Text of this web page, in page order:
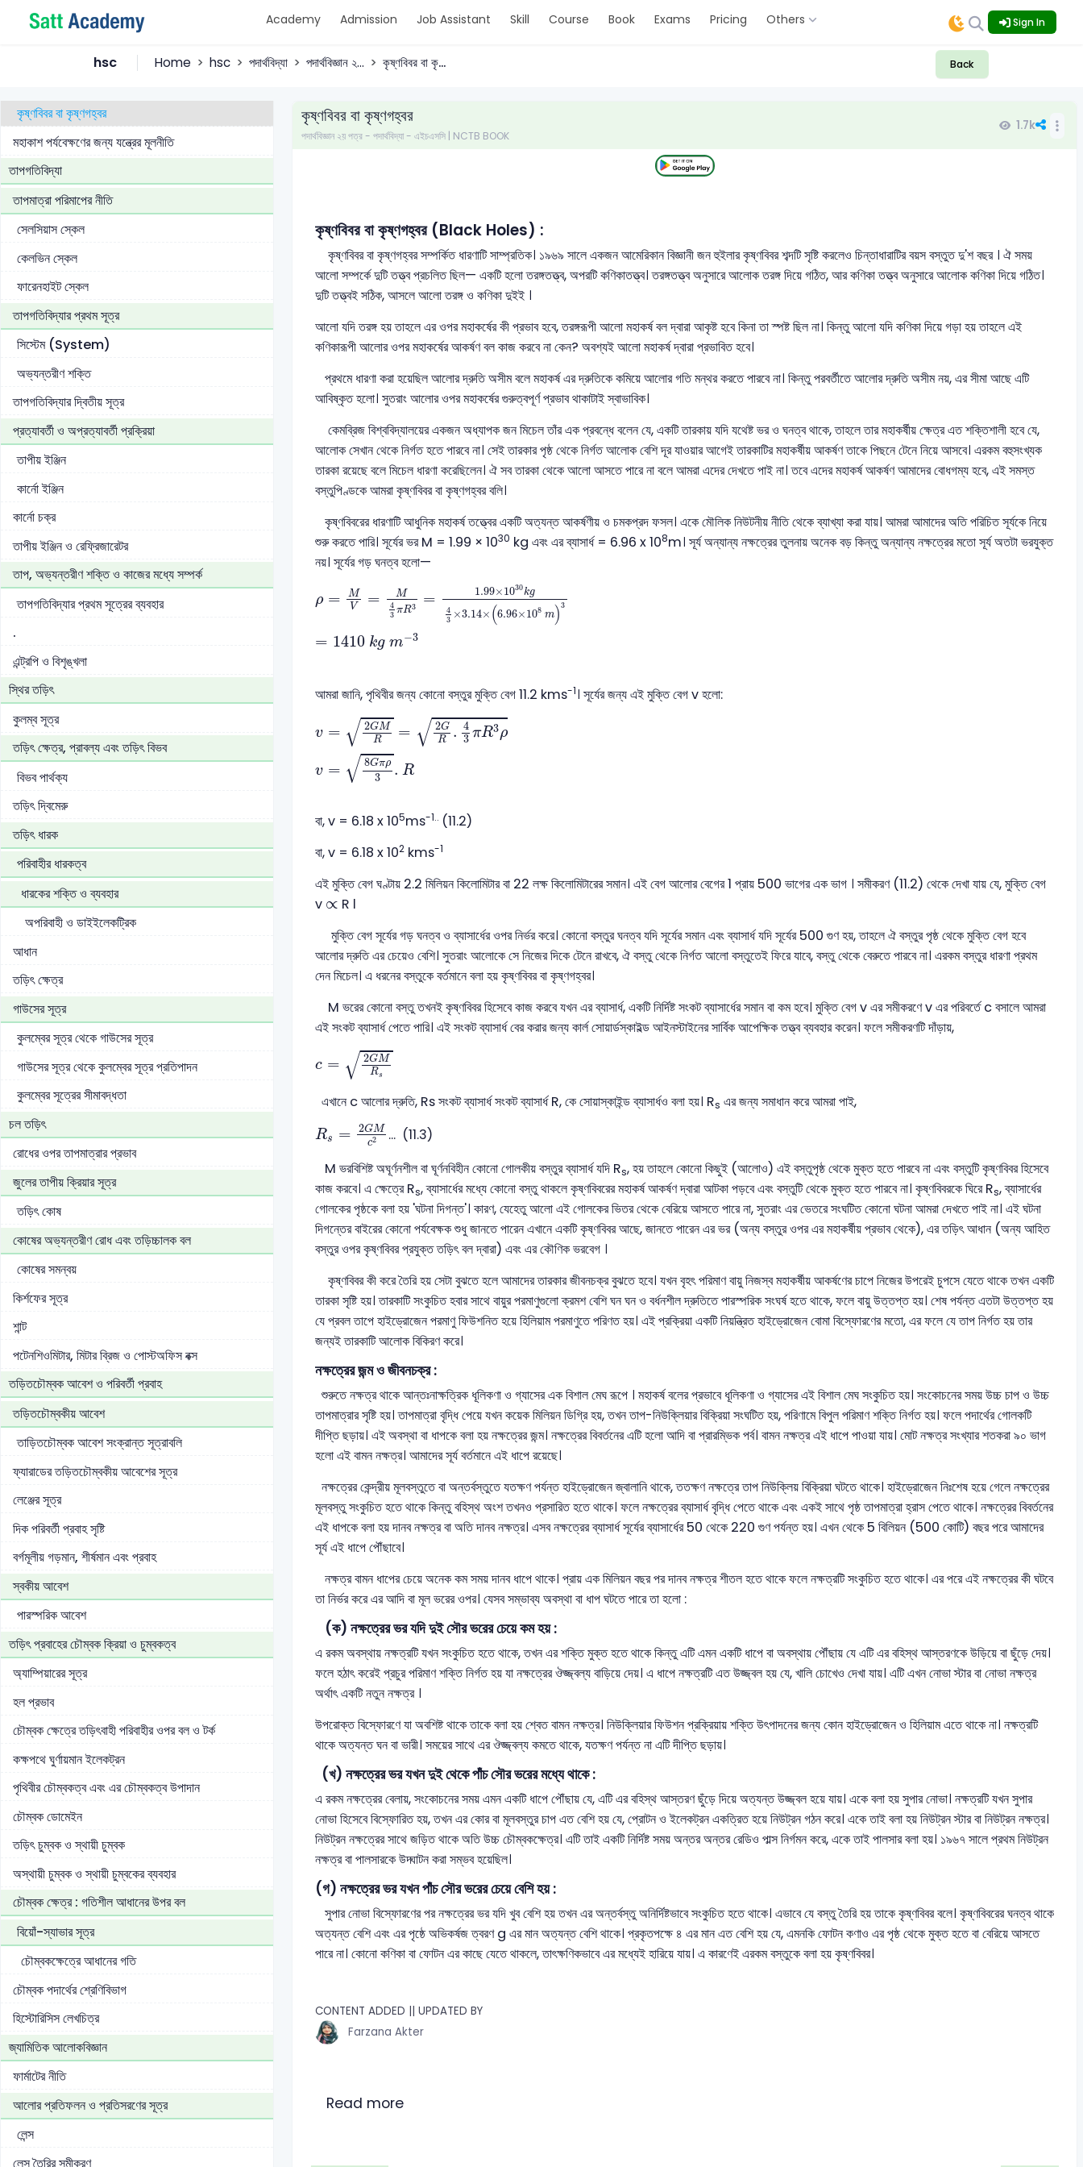
Academy Admission Job Assistant Skill Course Book Exams Pricing Others Sign In
hsc Home hsc পদার্থবিদ্যা পদার্থবিজ্ঞান ২... কৃষ্ণবিবর বা কৃ... Back
মহাবিশ্ব সৃষ্টির রহস্য
পদার্থবিজ্ঞানের আলোকে মহাবিশ্বের পরিণতি
কৃষ্ণবিবর বা কৃষ্ণগহ্বর
মহাকাশ পর্যবেক্ষণের জন্য যন্ত্রের মূলনীতি
তাপগতিবিদ্যা
তাপমাত্রা পরিমাপের নীতি
সেলসিয়াস স্কেল
কেলভিন স্কেল
ফারেনহাইট স্কেল
তাপগতিবিদ্যার প্রথম সূত্র
সিস্টেম (System)
অভ্যন্তরীণ শক্তি
তাপগতিবিদ্যার দ্বিতীয় সূত্র
প্রত্যাবর্তী ও অপ্রত্যাবর্তী প্রক্রিয়া
তাপীয় ইঞ্জিন
কার্নো ইঞ্জিন
কার্নো চক্র
তাপীয় ইঞ্জিন ও রেফ্রিজারেটর
তাপ, অভ্যন্তরীণ শক্তি ও কাজের মধ্যে সম্পর্ক
তাপগতিবিদ্যার প্রথম সূত্রের ব্যবহার
.
এন্ট্রপি ও বিশৃঙ্খলা
স্থির তড়িৎ
কুলম্ব সূত্র
তড়িৎ ক্ষেত্র, প্রাবল্য এবং তড়িৎ বিভব
বিভব পার্থক্য
তড়িৎ দ্বিমেরু
তড়িৎ ধারক
পরিবাহীর ধারকত্ব
ধারকের শক্তি ও ব্যবহার
অপরিবাহী ও ডাইইলেকট্রিক
আধান
তড়িৎ ক্ষেত্র
গাউসের সূত্র
কুলম্বের সূত্র থেকে গাউসের সূত্র
গাউসের সূত্র থেকে কুলম্বের সূত্র প্রতিপাদন
কুলম্বের সূত্রের সীমাবদ্ধতা
চল তড়িৎ
রোধের ওপর তাপমাত্রার প্রভাব
জুলের তাপীয় ক্রিয়ার সূত্র
তড়িৎ কোষ
কোষের অভ্যন্তরীণ রোধ এবং তড়িচ্চালক বল
কোষের সমন্বয়
কির্শফের সূত্র
শান্ট
পটেনশিওমিটার, মিটার ব্রিজ ও পোস্টঅফিস বক্স
তড়িতচৌম্বক আবেশ ও পরিবর্তী প্রবাহ
তড়িতচৌম্বকীয় আবেশ
তাড়িতচৌম্বক আবেশ সংক্রান্ত সূত্রাবলি
ফ্যারাডের তড়িতচৌম্বকীয় আবেশের সূত্র
লেঞ্জের সূত্র
দিক পরিবর্তী প্রবাহ সৃষ্টি
বর্গমূলীয় গড়মান, শীর্ষমান এবং প্রবাহ
স্বকীয় আবেশ
পারস্পরিক আবেশ
তড়িৎ প্রবাহের চৌম্বক ক্রিয়া ও চুম্বকত্ব
অ্যাম্পিয়ারের সূত্র
হল প্রভাব
চৌম্বক ক্ষেত্রে তড়িৎবাহী পরিবাহীর ওপর বল ও টর্ক
কক্ষপথে ঘুর্ণায়মান ইলেকট্রন
পৃথিবীর চৌম্বকত্ব এবং এর চৌম্বকত্ব উপাদান
চৌম্বক ডোমেইন
তড়িৎ চুম্বক ও স্থায়ী চুম্বক
অস্থায়ী চুম্বক ও স্থায়ী চুম্বকের ব্যবহার
চৌম্বক ক্ষেত্র : গতিশীল আধানের উপর বল
বিয়োঁ-স্যাভার সূত্র
চৌম্বকক্ষেত্রে আধানের গতি
চৌম্বক পদার্থের শ্রেণিবিভাগ
হিস্টোরিসিস লেখচিত্র
জ্যামিতিক আলোকবিজ্ঞান
ফার্মাটের নীতি
আলোর প্রতিফলন ও প্রতিসরণের সূত্র
লেন্স
লেন্স তৈরির সমীকরণ
কৃষ্ণবিবর বা কৃষ্ণগহ্বর
পদার্থবিজ্ঞান ২য় পত্র - পদার্থবিদ্যা - এইচএসসি | NCTB BOOK
1.7k
কৃষ্ণবিবর বা কৃষ্ণগহ্বর (Black Holes) :
কৃষ্ণবিবর বা কৃষ্ণগহ্বর সম্পর্কিত ধারণাটি সাম্প্রতিক। ১৯৬৯ সালে একজন আমেরিকান বিজ্ঞানী জন হুইলার কৃষ্ণবিবর শব্দটি সৃষ্টি করলেও চিন্তাধারাটির বয়স বস্তুত দু'শ বছর । ঐ সময়
আলো সম্পর্কে দুটি তত্ত্ব প্রচলিত ছিল— একটি হলো তরঙ্গতত্ত্ব, অপরটি কণিকাতত্ত্ব। তরঙ্গতত্ত্ব অনুসারে আলোক তরঙ্গ দিয়ে গঠিত, আর কণিকা তত্ত্ব অনুসারে আলোক কণিকা দিয়ে গঠিত।
দুটি তত্ত্বই সঠিক, আসলে আলো তরঙ্গ ও কণিকা দুইই ।
আলো যদি তরঙ্গ হয় তাহলে এর ওপর মহাকর্ষের কী প্রভাব হবে, তরঙ্গরূপী আলো মহাকর্ষ বল দ্বারা আকৃষ্ট হবে কিনা তা স্পষ্ট ছিল না। কিন্তু আলো যদি কণিকা দিয়ে গড়া হয় তাহলে এই
কণিকারূপী আলোর ওপর মহাকর্ষের আকর্ষণ বল কাজ করবে না কেন? অবশ্যই আলো মহাকর্ষ দ্বারা প্রভাবিত হবে।
প্রথমে ধারণা করা হয়েছিল আলোর দ্রুতি অসীম বলে মহাকর্ষ এর দ্রুতিকে কমিয়ে আলোর গতি মন্থর করতে পারবে না। কিন্তু পরবর্তীতে আলোর দ্রুতি অসীম নয়, এর সীমা আছে এটি
আবিষ্কৃত হলো। সুতরাং আলোর ওপর মহাকর্ষের গুরুত্বপূর্ণ প্রভাব থাকাটাই স্বাভাবিক।
কেমব্রিজ বিশ্ববিদ্যালয়ের একজন অধ্যাপক জন মিচেল তাঁর এক প্রবন্ধে বলেন যে, একটি তারকায় যদি যথেষ্ট ভর ও ঘনত্ব থাকে, তাহলে তার মহাকর্ষীয় ক্ষেত্র এত শক্তিশালী হবে যে,
আলোক সেখান থেকে নির্গত হতে পারবে না। সেই তারকার পৃষ্ঠ থেকে নির্গত আলোক বেশি দূর যাওয়ার আগেই তারকাটির মহাকর্ষীয় আকর্ষণ তাকে পিছনে টেনে নিয়ে আসবে। এরকম বহুসংখ্যক
তারকা রয়েছে বলে মিচেল ধারণা করেছিলেন। ঐ সব তারকা থেকে আলো আসতে পারে না বলে আমরা এদের দেখতে পাই না। তবে এদের মহাকর্ষ আকর্ষণ আমাদের বোধগম্য হবে, এই সমস্ত
বস্তুপিণ্ডকে আমরা কৃষ্ণবিবর বা কৃষ্ণগহ্বর বলি।
কৃষ্ণবিবরের ধারণাটি আধুনিক মহাকর্ষ তত্ত্বের একটি অত্যন্ত আকর্ষণীয় ও চমকপ্রদ ফসল। একে মৌলিক নিউটনীয় নীতি থেকে ব্যাখ্যা করা যায়। আমরা আমাদের অতি পরিচিত সূর্যকে নিয়ে
শুরু করতে পারি। সূর্যের ভর M = 1.99 × 1030 kg এবং এর ব্যাসার্ধ = 6.96 x 108m। সূর্য অন্যান্য নক্ষত্রের তুলনায় অনেক বড় কিন্তু অন্যান্য নক্ষত্রের মতো সূর্য অতটা ভরযুক্ত
নয়। সূর্যের গড় ঘনত্ব হলো—
ρ =
M
V
= M
4
3 πR3 = 1.99×1030kg
4
3 ×3.14× (6.96×108 m)3
= 1410 kg m−3
V 3π ×1030kg
আমরা জানি, পৃথিবীর জন্য কোনো বস্তুর মুক্তি বেগ 11.2 kms-1। সূর্যের জন্য এই মুক্তি বেগ v হলো:
v = √ 2GM
R
= √ 2G
R
. 4
3 πR3ρ
v = √ 8Gπρ
3 . R
MR=2 43πR3ρv=8
বা, v = 6.18 x 105ms-1.. (11.2)
বা, v = 6.18 x 102 kms-1
এই মুক্তি বেগ ঘণ্টায় 2.2 মিলিয়ন কিলোমিটার বা 22 লক্ষ কিলোমিটারের সমান। এই বেগ আলোর বেগের 1 প্রায় 500 ভাগের এক ভাগ । সমীকরণ (11.2) থেকে দেখা যায় যে, মুক্তি বেগ
v ∝
∝ R l
মুক্তি বেগ সূর্যের গড় ঘনত্ব ও ব্যাসার্ধের ওপর নির্ভর করে। কোনো বস্তুর ঘনত্ব যদি সূর্যের সমান এবং ব্যাসার্ধ যদি সূর্যের 500 গুণ হয়, তাহলে ঐ বস্তুর পৃষ্ঠ থেকে মুক্তি বেগ হবে
আলোর দ্রুতি এর চেয়েও বেশি। সুতরাং আলোকে সে নিজের দিকে টেনে রাখবে, ঐ বস্তু থেকে নির্গত আলো বস্তুতেই ফিরে যাবে, বস্তু থেকে বেরুতে পারবে না। এরকম বস্তুর ধারণা প্রথম
দেন মিচেল। এ ধরনের বস্তুকে বর্তমানে বলা হয় কৃষ্ণবিবর বা কৃষ্ণগহ্বর।
M ভরের কোনো বস্তু তখনই কৃষ্ণবিবর হিসেবে কাজ করবে যখন এর ব্যাসার্ধ, একটি নির্দিষ্ট সংকট ব্যাসার্ধের সমান বা কম হবে। মুক্তি বেগ v এর সমীকরণে v এর পরিবর্তে c বসালে আমরা
এই সংকট ব্যাসার্ধ পেতে পারি। এই সংকট ব্যাসার্ধ বের করার জন্য কার্ল সোয়ার্ডস্কাইল্ড আইনস্টাইনের সার্বিক আপেক্ষিক তত্ত্ব ব্যবহার করেন। ফলে সমীকরণটি দাঁড়ায়,
c = √ 2GM
Rs
MRs
এখানে c আলোর দ্রুতি, Rs সংকট ব্যাসার্ধ সংকট ব্যাসার্ধ R, কে সোয়াস্কাইন্ড ব্যাসার্ধও বলা হয়। Rs এর জন্য সমাধান করে আমরা পাই,
Rs = 2GM
c2
Rs GMc ... (11.3)
M ভরবিশিষ্ট অঘূর্ণনশীল বা ঘূর্ণনবিহীন কোনো গোলকীয় বস্তুর ব্যাসার্ধ যদি Rs, হয় তাহলে কোনো কিছুই (আলোও) এই বস্তুপৃষ্ঠ থেকে মুক্ত হতে পারবে না এবং বস্তুটি কৃষ্ণবিবর হিসেবে
কাজ করবে। এ ক্ষেত্রে Rs, ব্যাসার্ধের মধ্যে কোনো বস্তু থাকলে কৃষ্ণবিবরের মহাকর্ষ আকর্ষণ দ্বারা আটকা পড়বে এবং বস্তুটি থেকে মুক্ত হতে পারবে না। কৃষ্ণবিবরকে ঘিরে Rs, ব্যাসার্ধের
গোলকের পৃষ্ঠকে বলা হয় 'ঘটনা দিগন্ত'। কারণ, যেহেতু আলো এই গোলকের ভিতর থেকে বেরিয়ে আসতে পারে না, সুতরাং এর ভেতরে সংঘটিত কোনো ঘটনা আমরা দেখতে পাই না। এই ঘটনা
দিগন্তের বাইরের কোনো পর্যবেক্ষক শুধু জানতে পারেন এখানে একটি কৃষ্ণবিবর আছে, জানতে পারেন এর ভর (অন্য বস্তুর ওপর এর মহাকর্ষীয় প্রভাব থেকে), এর তড়িৎ আধান (অন্য আহিত
বস্তুর ওপর কৃষ্ণবিবর প্রযুক্ত তড়িৎ বল দ্বারা) এবং এর কৌণিক ভরবেগ ।
কৃষ্ণবিবর কী করে তৈরি হয় সেটা বুঝতে হলে আমাদের তারকার জীবনচক্র বুঝতে হবে। যখন বৃহৎ পরিমাণ বায়ু নিজস্ব মহাকর্ষীয় আকর্ষণের চাপে নিজের উপরেই চুপসে যেতে থাকে তখন একটি
তারকা সৃষ্টি হয়। তারকাটি সংকুচিত হবার সাথে বায়ুর পরমাণুগুলো ক্রমশ বেশি ঘন ঘন ও বর্ধনশীল দ্রুতিতে পারস্পরিক সংঘর্ষ হতে থাকে, ফলে বায়ু উত্তপ্ত হয়। শেষ পর্যন্ত এতটা উত্তপ্ত হয়
যে প্রবল তাপে হাইড্রোজেন পরমাণু ফিউশনিত হয়ে হিলিয়াম পরমাণুতে পরিণত হয়। এই প্রক্রিয়া একটি নিয়ন্ত্রিত হাইড্রোজেন বোমা বিস্ফোরণের মতো, এর ফলে যে তাপ নির্গত হয় তার
জন্যই তারকাটি আলোক বিকিরণ করে।
নক্ষত্রের জন্ম ও জীবনচক্র :
শুরুতে নক্ষত্র থাকে আন্তঃনাক্ষত্রিক ধূলিকণা ও গ্যাসের এক বিশাল মেঘ রূপে । মহাকর্ষ বলের প্রভাবে ধূলিকণা ও গ্যাসের এই বিশাল মেঘ সংকুচিত হয়। সংকোচনের সময় উচ্চ চাপ ও উচ্চ
তাপমাত্রার সৃষ্টি হয়। তাপমাত্রা বৃদ্ধি পেয়ে যখন কয়েক মিলিয়ন ডিগ্রি হয়, তখন তাপ-নিউক্লিয়ার বিক্রিয়া সংঘটিত হয়, পরিণামে বিপুল পরিমাণ শক্তি নির্গত হয়। ফলে পদার্থের গোলকটি
দীপ্তি ছড়ায়। এই অবস্থা বা ধাপকে বলা হয় নক্ষত্রের জন্ম। নক্ষত্রের বিবর্তনের এটি হলো আদি বা প্রারম্ভিক পর্ব। বামন নক্ষত্র এই ধাপে পাওয়া যায়। মোট নক্ষত্র সংখ্যার শতকরা ৯০ ভাগ
হলো এই বামন নক্ষত্র। আমাদের সূর্য বর্তমানে এই ধাপে রয়েছে।
নক্ষত্রের কেন্দ্রীয় মূলবস্তুতে বা অন্তর্বস্তুতে যতক্ষণ পর্যন্ত হাইড্রোজেন জ্বালানি থাকে, ততক্ষণ নক্ষত্রে তাপ নিউক্লিয় বিক্রিয়া ঘটতে থাকে। হাইড্রোজেন নিঃশেষ হয়ে গেলে নক্ষত্রের
মূলবস্তু সংকুচিত হতে থাকে কিন্তু বহিস্থ অংশ তখনও প্রসারিত হতে থাকে। ফলে নক্ষত্রের ব্যাসার্ধ বৃদ্ধি পেতে থাকে এবং একই সাথে পৃষ্ঠ তাপমাত্রা হ্রাস পেতে থাকে। নক্ষত্রের বিবর্তনের
এই ধাপকে বলা হয় দানব নক্ষত্র বা অতি দানব নক্ষত্র। এসব নক্ষত্রের ব্যাসার্ধ সূর্যের ব্যাসার্ধের 50 থেকে 220 গুণ পর্যন্ত হয়। এখন থেকে 5 বিলিয়ন (500 কোটি) বছর পরে আমাদের
সূর্য এই ধাপে পৌঁছাবে।
নক্ষত্র বামন ধাপের চেয়ে অনেক কম সময় দানব ধাপে থাকে। প্রায় এক মিলিয়ন বছর পর দানব নক্ষত্র শীতল হতে থাকে ফলে নক্ষত্রটি সংকুচিত হতে থাকে। এর পরে এই নক্ষত্রের কী ঘটবে
তা নির্ভর করে এর আদি বা মূল ভরের ওপর। যেসব সম্ভাব্য অবস্থা বা ধাপ ঘটতে পারে তা হলো :
(ক) নক্ষত্রের ভর যদি দুই সৌর ভরের চেয়ে কম হয় :
এ রকম অবস্থায় নক্ষত্রটি যখন সংকুচিত হতে থাকে, তখন এর শক্তি মুক্ত হতে থাকে কিন্তু এটি এমন একটি ধাপে বা অবস্থায় পৌঁছায় যে এটি এর বহিস্থ আস্তরণকে উড়িয়ে বা ছুঁড়ে দেয়।
ফলে হঠাৎ করেই প্রচুর পরিমাণ শক্তি নির্গত হয় যা নক্ষত্রের ঔজ্জ্বল্য বাড়িয়ে দেয়। এ ধাপে নক্ষত্রটি এত উজ্জ্বল হয় যে, খালি চোখেও দেখা যায়। এটি এখন নোভা স্টার বা নোভা নক্ষত্র
অর্থাৎ একটি নতুন নক্ষত্র ।
উপরোক্ত বিস্ফোরণে যা অবশিষ্ট থাকে তাকে বলা হয় শ্বেত বামন নক্ষত্র। নিউক্লিয়ার ফিউশন প্রক্রিয়ায় শক্তি উৎপাদনের জন্য কোন হাইড্রোজেন ও হিলিয়াম এতে থাকে না। নক্ষত্রটি
থাকে অত্যন্ত ঘন বা ভারী। সময়ের সাথে এর ঔজ্জ্বল্য কমতে থাকে, যতক্ষণ পর্যন্ত না এটি দীপ্তি ছড়ায়।
(খ) নক্ষত্রের ভর যখন দুই থেকে পাঁচ সৌর ভরের মধ্যে থাকে :
এ রকম নক্ষত্রের বেলায়, সংকোচনের সময় এমন একটি ধাপে পৌঁছায় যে, এটি এর বহিস্থ আস্তরণ ছুঁড়ে দিয়ে অত্যন্ত উজ্জ্বল হয়ে যায়। একে বলা হয় সুপার নোভা। নক্ষত্রটি যখন সুপার
নোভা হিসেবে বিস্ফোরিত হয়, তখন এর কোর বা মূলবস্তুর চাপ এত বেশি হয় যে, প্রোটন ও ইলেকট্রন একত্রিত হয়ে নিউট্রন গঠন করে। একে তাই বলা হয় নিউট্রন স্টার বা নিউট্রন নক্ষত্র।
নিউট্রন নক্ষত্রের সাথে জড়িত থাকে অতি উচ্চ চৌম্বকক্ষেত্র। এটি তাই একটি নির্দিষ্ট সময় অন্তর অন্তর রেডিও পাল্স নির্গমন করে, একে তাই পালসার বলা হয়। ১৯৬৭ সালে প্রথম নিউট্রন
নক্ষত্র বা পালসারকে উদ্ঘাটন করা সম্ভব হয়েছিল।
(গ) নক্ষত্রের ভর যখন পাঁচ সৌর ভরের চেয়ে বেশি হয় :
সুপার নোভা বিস্ফোরণের পর নক্ষত্রের ভর যদি খুব বেশি হয় তখন এর অন্তর্বস্তু অনির্দিষ্টভাবে সংকুচিত হতে থাকে। এভাবে যে বস্তু তৈরি হয় তাকে কৃষ্ণবিবর বলে। কৃষ্ণবিবরের ঘনত্ব থাকে
অত্যন্ত বেশি এবং এর পৃষ্ঠে অভিকর্ষজ ত্বরণ g এর মান অত্যন্ত বেশি থাকে। প্রকৃতপক্ষে ৪ এর মান এত বেশি হয় যে, এমনকি ফোটন কণাও এর পৃষ্ঠ থেকে মুক্ত হতে বা বেরিয়ে আসতে
পারে না। কোনো কণিকা বা ফোটন এর কাছে যেতে থাকলে, তাৎক্ষণিকভাবে এর মধ্যেই হারিয়ে যায়। এ কারণেই এরকম বস্তুকে বলা হয় কৃষ্ণবিবর।
CONTENT ADDED || UPDATED BY
Farzana Akter
Read more